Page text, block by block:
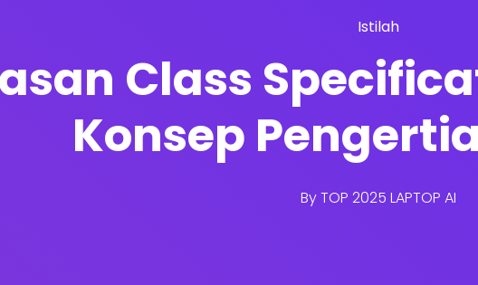
Istilah
Class
Konsep
ByTOP 2025 LAPTOP AI